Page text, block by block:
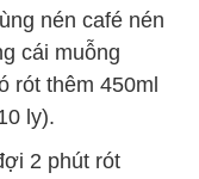
nén café nén
cái muỗng
rót thêm 450ml
ly).
2 phút rót